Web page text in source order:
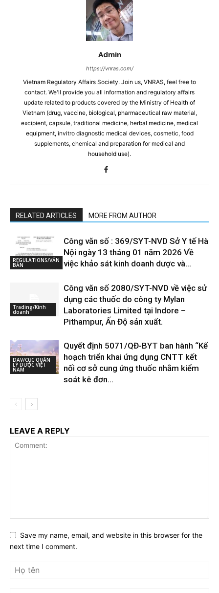
Admin
https://vnras.com/
Vietnam Regulatory Affairs Society. Join us, VNRAS, feel free to
contact. We'll provide you all information and regulatory affairs
update related to products covered by the Ministry of Health of
Vietnam (drug, vaccine, biological, pharmaceutical raw material,
excipient, capsule, traditional medicine, herbal medicine, medical
equipment, invitro diagnostic medical devices, cosmetic, food
supplements, chemical and preparation for medical and
household use).
RELATED ARTICLES MORE FROM AUTHOR
REGULATIONS/VĂN
BẢN
Công văn số : 369/SYT-NVD Sở Y tế Hà
Nội ngày 13 tháng 01 năm 2026 Về
việc khảo sát kinh doanh dược và...
Trading/Kinh
doanh
Công văn số 2080/SYT-NVD về việc sử
dụng các thuốc do công ty Mylan
Laboratories Limited tại Indore –
Pithampur, Ấn Độ sản xuất.
DAV/CỤC QUẢN
LÝ DƯỢC VIỆT
NAM
Quyết định 5071/QĐ-BYT ban hành “Kế
hoạch triển khai ứng dụng CNTT kết
nối cơ sở cung ứng thuốc nhằm kiểm
soát kê đơn...
LEAVE A REPLY
Save my name, email, and website in this browser for the
next time I comment.